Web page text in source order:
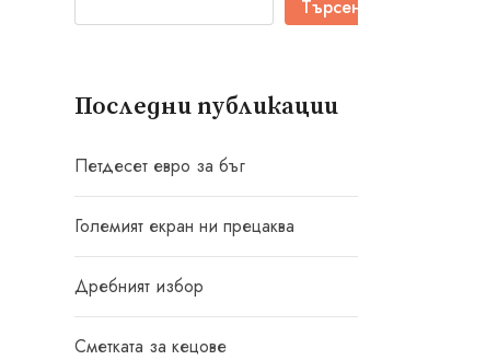
Търсене
Последни публикации
Петдесет евро за бъг
Големият екран ни прецаква
Дребният избор
Сметката за кецове